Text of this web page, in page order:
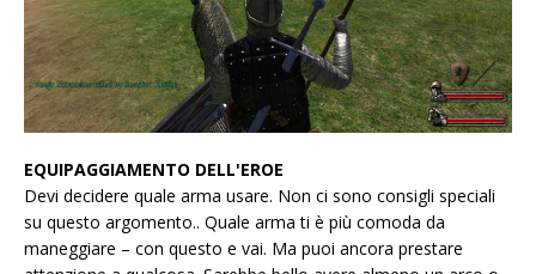
EQUIPAGGIAMENTO DELL'EROE
Devi decidere quale arma usare. Non ci sono consigli speciali
su questo argomento.. Quale arma ti è più comoda da
maneggiare – con questo e vai. Ma puoi ancora prestare